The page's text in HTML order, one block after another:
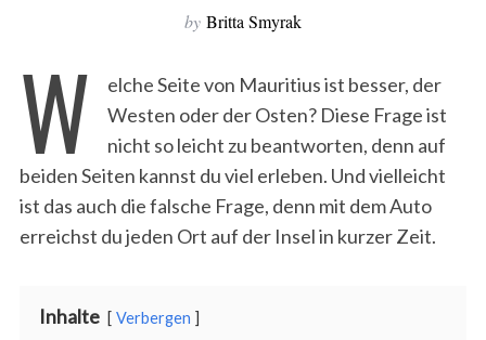
by Britta Smyrak
W
elche Seite von Mauritius ist besser, der
Westen oder der Osten? Diese Frage ist
nicht so leicht zu beantworten, denn auf
beiden Seiten kannst du viel erleben. Und vielleicht
ist das auch die falsche Frage, denn mit dem Auto
erreichst du jeden Ort auf der Insel in kurzer Zeit.
Inhalte Verbergen